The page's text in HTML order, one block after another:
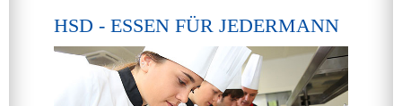
HSD - ESSEN FÜR JEDERMANN